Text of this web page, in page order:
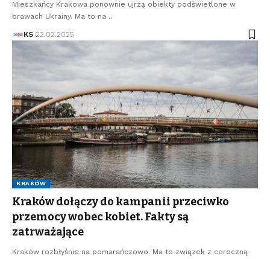
Mieszkańcy Krakowa ponownie ujrzą obiekty podświetlone w
brawach Ukrainy. Ma to na…
KS 22.02.2025
KRAKÓW
Kraków dołączy do kampanii przeciwko
przemocy wobec kobiet. Fakty są
zatrważające
Kraków rozbłyśnie na pomarańczowo. Ma to związek z coroczną